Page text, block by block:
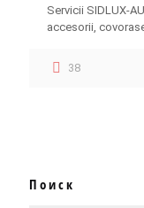
Servicii SIDLUX-
accesorii,
38
Поиск